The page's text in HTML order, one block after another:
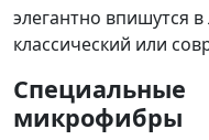
элегантно впишутся
классический или
микрофибры